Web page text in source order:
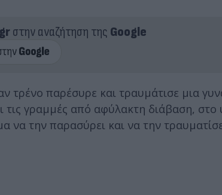
στην αναζήτηση της Google
τρένο παρέσυρε και τραυμάτισε μια
τις γραμμές από αφύλακτη διάβαση,
να την παρασύρει και να την